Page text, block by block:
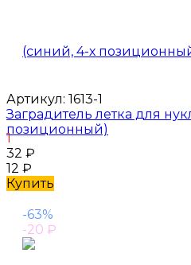
Артикул: 1613-1
Заградитель летка для
позиционный)
1
32 ₽
12 ₽
Купить
-63%
-20 ₽